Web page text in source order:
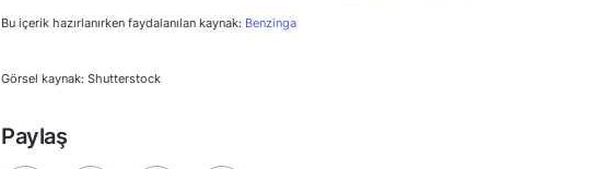
Bu içerik hazırlanırken faydalanılan kaynak: Benzinga
Görsel kaynak: Shutterstock
Paylaş